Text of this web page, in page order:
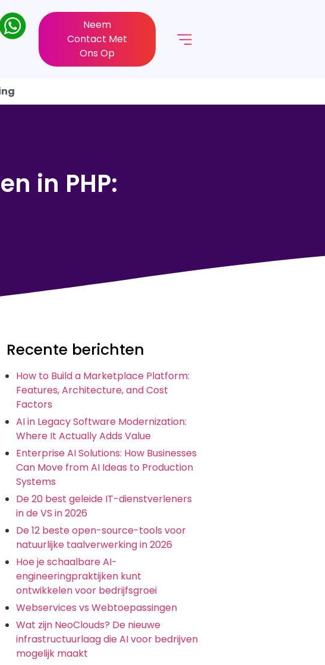
Neem
Contact Met
Ons Op
in PHP:
Recente berichten
How to Build a Marketplace Platform:
Features, Architecture, and Cost
Factors
AI in Legacy Software Modernization:
Where It Actually Adds Value
Enterprise AI Solutions: How Businesses
Can Move from AI Ideas to Production
Systems
De 20 best geleide IT-dienstverleners
in de VS in 2026
De 12 beste open-source-tools voor
natuurlijke taalverwerking in 2026
Hoe je schaalbare AI-
engineeringpraktijken kunt
ontwikkelen voor bedrijfsgroei
Webservices vs Webtoepassingen
Wat zijn NeoClouds? De nieuwe
infrastructuurlaag die AI voor bedrijven
mogelijk maakt